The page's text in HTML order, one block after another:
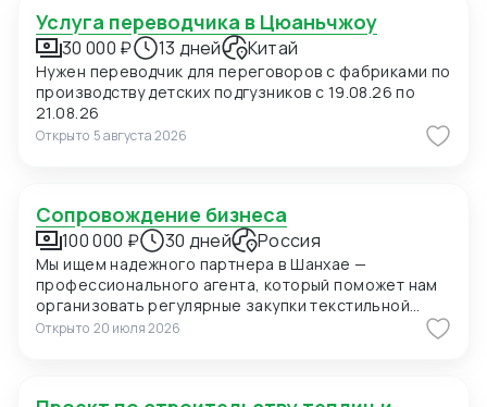
Услуга переводчика в Цюаньчжоу
30 000 ₽ 13 дней Китай
Нужен переводчик для переговоров с фабриками по
производству детских подгузников с 19.08.26 по
21.08.26
Открыто 5 августа 2026
Сопровождение бизнеса
100 000 ₽ 30 дней Россия
Мы ищем надежного партнера в Шанхае —
профессионального агента, который поможет нам
организовать регулярные закупки текстильной
продукции и фурнитуры в Китае. В ближайшее время
мы планируем приехать в Шанхай для личных встреч
Открыто 20 июля 2026